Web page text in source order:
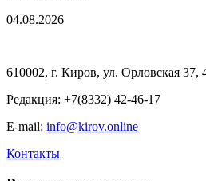
04.08.2026
610002, г. Киров, ул. Орловская 37,
Редакция: +7(8332) 42-46-17
E-mail: info@kirov.online
Контакты